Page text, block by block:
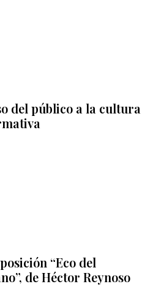
del público a la cultura
“Eco del
de Héctor Reynoso